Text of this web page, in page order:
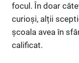
focul. În doar
curioși, alții
școala avea în
calificat.